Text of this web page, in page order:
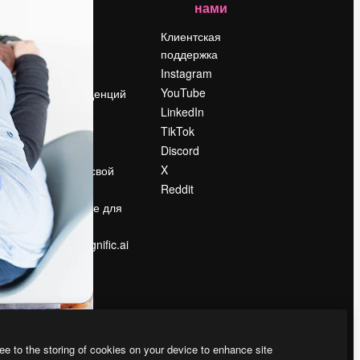
Reviews
Вакансии
Поиск тенденций
Блог
События
Slidesgo
Продайте свой
контент
Помещение для
прессы
Ищете magnific.ai
нами
Клиентская
поддержка
Instagram
YouTube
LinkedIn
TikTok
Discord
X
Reddit
to the storing of cookies on your device to enhance site